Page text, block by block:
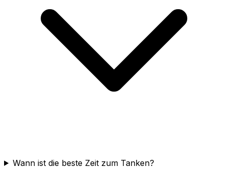
Wann ist die beste Zeit zum Tanken?